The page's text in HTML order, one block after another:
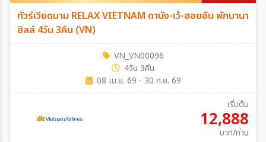
ทัวร์เวียดนาม RELAX VIETNAM ดานัง-เว้-ฮอยอัน พักบานา
ฮิลล์ 4วัน 3คืน (VN)
VN_VN00096
4วัน 3คืน
08 เม.ย. 69 - 30 ก.ย. 69
เริ่มต้น
12,888
บาท/ท่าน